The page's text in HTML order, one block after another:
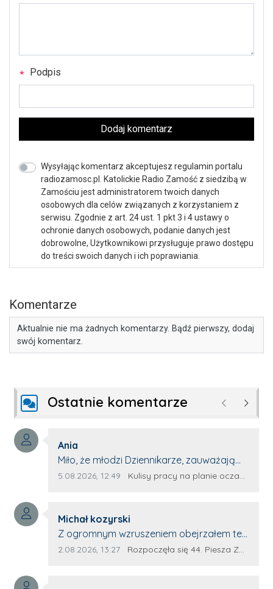
Podpis
Dodaj komentarz
Wysyłając komentarz akceptujesz regulamin portalu
radiozamosc.pl. Katolickie Radio Zamość z siedzibą w
Zamościu jest administratorem twoich danych
osobowych dla celów związanych z korzystaniem z
serwisu. Zgodnie z art. 24 ust. 1 pkt 3 i 4 ustawy o
ochronie danych osobowych, podanie danych jest
dobrowolne, Użytkownikowi przysługuje prawo dostępu
do treści swoich danych i ich poprawiania.
Komentarze
Aktualnie nie ma żadnych komentarzy. Bądź pierwszy, dodaj
swój komentarz.
Ostatnie komentarze Poprzednie
Autor komentarza:
Ania
Treść komentarza:
Miło, że młodzi Dziennikarze, zauważają
młode talenty, które dopiero wkraczają
z nim wywiad, który przeprowadzi Pan
Artur.
Data dodania komentarza:
5.08.2026, 12:49 Źródło komentarza:
Kulisy pracy na planie oczami młodego filmowca
Autor komentarza:
Michał kozyrski
Treść komentarza:
Z ogromnym wzruszeniem obejrzałem ten
materiał. ❤️ Jestem naprawdę dumny z
Data dodania komentarza:
2.08.2026, 13:27 Źródło komentarza:
Rozpoczęła się 44. Piesza Zamojsko-Lubaczowska Pielgrzymka na Jasną Górę!